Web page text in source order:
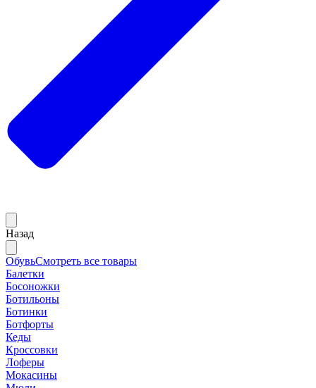
Назад
ОбувьСмотреть все товары
Балетки
Босоножки
Ботильоны
Ботинки
Ботфорты
Кеды
Кроссовки
Лоферы
Мокасины